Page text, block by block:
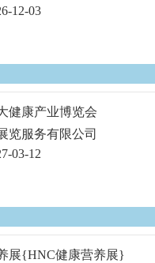
12-03
健康产业博览会
览服务有限公司
03-12
展{HNC健康营养展}